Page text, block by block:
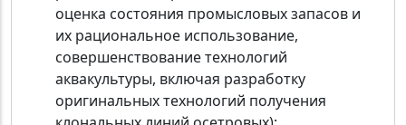
оценка состояния промысловых запасов и
их рациональное использование,
совершенствование технологий
аквакультуры, включая разработку
оригинальных технологий получения